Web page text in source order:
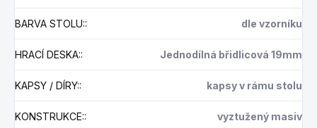
BARVA STOLU:: dle vzorníku
HRACÍ DESKA:: Jednodílná břidlicová 19mm
KAPSY / DÍRY:: kapsy v rámu stolu
KONSTRUKCE:: vyztužený masiv